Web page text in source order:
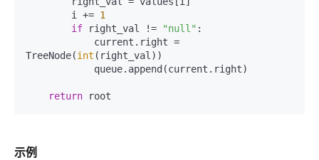
        i +=
1
if right_val != "null" :
TreeNode(int (right_val))
return
示例